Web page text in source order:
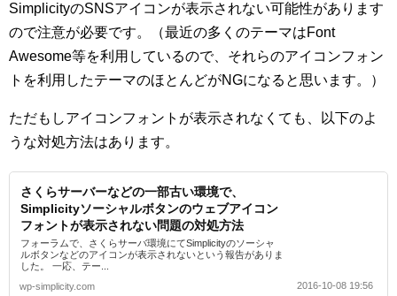
SimplicityのSNSアイコンが表示されない可能性があります
ので注意が必要です。（最近の多くのテーマはFont
Awesome等を利用しているので、それらのアイコンフォン
トを利用したテーマのほとんどがNGになると思います。）
ただもしアイコンフォントが表示されなくても、以下のよ
うな対処方法はあります。
さくらサーバーなどの一部古い環境で、
Simplicityソーシャルボタンのウェブアイコン
フォントが表示されない問題の対処方法
フォーラムで、さくらサーバ環境にてSimplicityのソーシャ
ルボタンなどのアイコンが表示されないという報告がありま
した。 一応、テー...
wp-simplicity.com
2016-10-08 19:56